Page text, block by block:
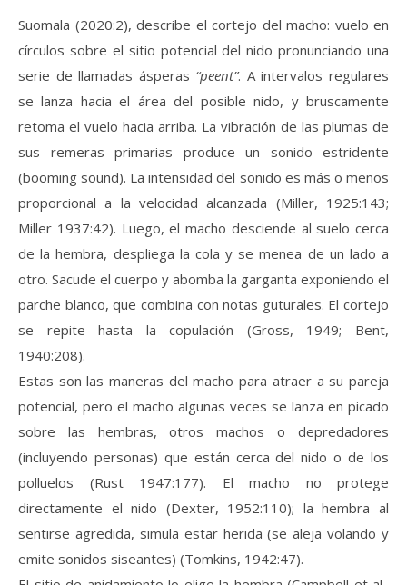
Suomala (2020:2), describe el cortejo del macho: vuelo en
círculos sobre el sitio potencial del nido pronunciando una
serie de llamadas ásperas “peent”. A intervalos regulares
se lanza hacia el área del posible nido, y bruscamente
retoma el vuelo hacia arriba. La vibración de las plumas de
sus remeras primarias produce un sonido estridente
(booming sound). La intensidad del sonido es más o menos
proporcional a la velocidad alcanzada (Miller, 1925:143;
Miller 1937:42). Luego, el macho desciende al suelo cerca
de la hembra, despliega la cola y se menea de un lado a
otro. Sacude el cuerpo y abomba la garganta exponiendo el
parche blanco, que combina con notas guturales. El cortejo
se repite hasta la copulación (Gross, 1949; Bent,
1940:208).
Estas son las maneras del macho para atraer a su pareja
potencial, pero el macho algunas veces se lanza en picado
sobre las hembras, otros machos o depredadores
(incluyendo personas) que están cerca del nido o de los
polluelos (Rust 1947:177). El macho no protege
directamente el nido (Dexter, 1952:110); la hembra al
sentirse agredida, simula estar herida (se aleja volando y
emite sonidos siseantes) (Tomkins, 1942:47).